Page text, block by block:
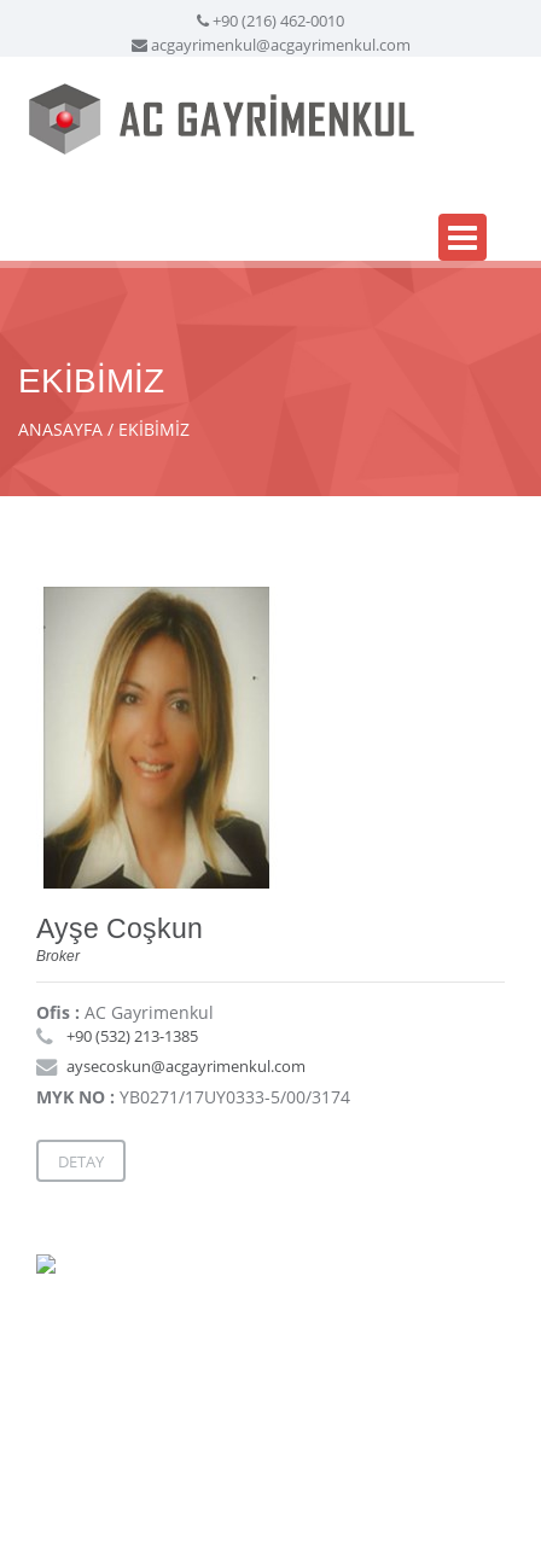
+90 (216) 462-0010
acgayrimenkul@acgayrimenkul.com
EKİBİMİZ
ANASAYFA EKİBİMİZ
Ayşe Coşkun
Broker
Ofis : AC Gayrimenkul
+90 (532) 213-1385
aysecoskun@acgayrimenkul.com
MYK NO : YB0271/17UY0333-5/00/3174
DETAY